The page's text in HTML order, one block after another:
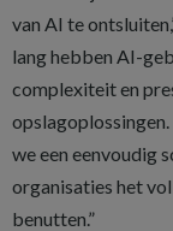
van AI te
lang hebben AI-
complexiteit en
we een eenvoudig
organisaties het
benutten.”